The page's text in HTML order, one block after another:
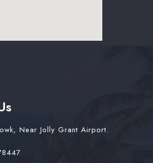
Near Jolly Grant Airport.